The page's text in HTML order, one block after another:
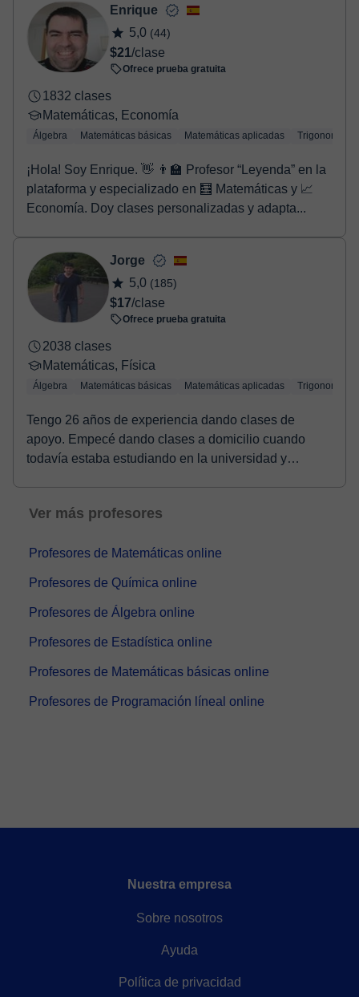
Enrique
5,0 (44)
$21/clase
Ofrece prueba gratuita
1832 clases
Matemáticas, Economía
Álgebra Matemáticas básicas Matemáticas aplicadas Trigonometría
¡Hola! Soy Enrique. 👋 👨‍🏫 Profesor “Leyenda” en la
plataforma y especializado en 🧮 Matemáticas y 📈
Economía. Doy clases personalizadas y adapta...
Jorge
5,0 (185)
$17/clase
Ofrece prueba gratuita
2038 clases
Matemáticas, Física
Álgebra Matemáticas básicas Matemáticas aplicadas Trigonometría
Tengo 26 años de experiencia dando clases de
apoyo. Empecé dando clases a domicilio cuando
todavía estaba estudiando en la universidad y
Ver más profesores
Profesores de Matemáticas online
Profesores de Química online
Profesores de Álgebra online
Profesores de Estadística online
Profesores de Matemáticas básicas online
Profesores de Programación líneal online
Nuestra empresa
Sobre nosotros
Ayuda
Política de privacidad